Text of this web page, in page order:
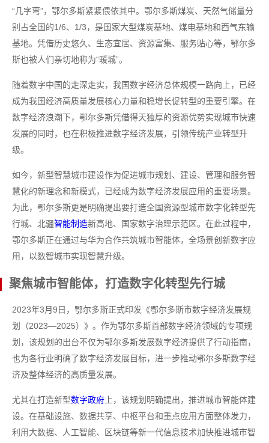
“几字弯”，鄂尔多斯紧紧偎依其中。鄂尔多斯煤炭、天然气储量分
别占全国的1/6、1/3，是国家大型煤炭基地、煤电基地和西气东输
基地。凭借历史悠久、生态宜居、资源富集、服务贴心等，鄂尔多
斯也被人们亲切地称为“暖城”。
随着数字中国的走深走实，我国数字经济总体规模一路向上，已经
成为我国经济高质量发展核心力量和稳增长促转型的重要引擎。在
数字经济浪潮下，鄂尔多斯凭借得天独厚的资源优势实现城市快速
发展的同时，也在积极推进数字经济发展，引领传统产业转型升
级。
如今，新型智慧城市建设作为促进城市规划、建设、管理和服务智
慧化的新理念和新模式，已经成为数字经济发展应用的重要场景。
为此，鄂尔多斯更是明确提出要打造全国资源型城市数字化转型先
行城、北疆智能制造新高地、国家数字治理示范区。在此过程中，
鄂尔多斯正在通过与华为合作共筑城市智能体，全场景创新数字应
用，以数智城市实现智慧升级。
聚焦城市智能体，打造数字化转型先行城
2023年3月9日，鄂尔多斯正式印发《鄂尔多斯市数字经济发展规
划（2023—2025）》。作为鄂尔多斯首部数字经济领域的专项规
划，该规划的出台不仅为鄂尔多斯发展数字经济提供了行动指南，
也为各行业明确了数字经济发展目标，进一步推动鄂尔多斯数字经
济及整体经济的高质量发展。
尤其在打造新型数字政府 上，该规划明确提出，推进城市智能体建
设。在基础设施、数据共享、中枢平台和重点应用方面整体发力，
利用大数据、人工智能、区块链等新一代信息技术加快推进城市智